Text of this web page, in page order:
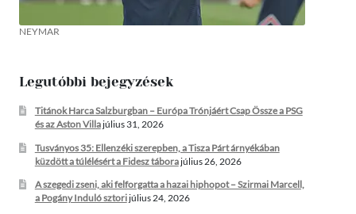
NEYMAR
Legutóbbi bejegyzések
Titánok Harca Salzburgban – Európa Trónjáért Csap Össze a PSG
és az Aston Villajúlius 31, 2026
Tusványos 35: Ellenzéki szerepben, a Tisza Párt árnyékában
küzdött a túlélésért a Fidesz táborajúlius 26, 2026
A szegedi zseni, aki felforgatta a hazai hiphopot – Szirmai Marcell,
a Pogány Induló sztorijúlius 24, 2026